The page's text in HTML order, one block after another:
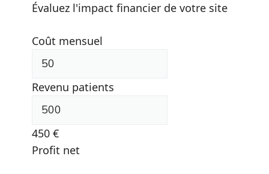
Évaluez l'impact financier de votre site
Coût mensuel
Revenu patients
450€
Profit net